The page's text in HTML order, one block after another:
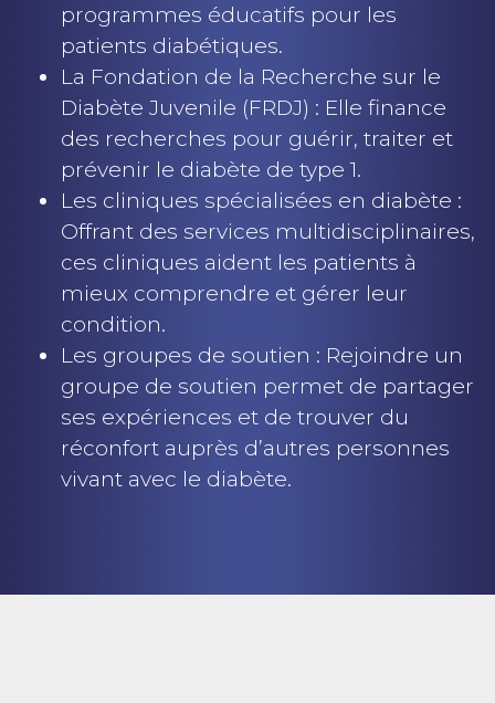
programmes éducatifs pour les
patients diabétiques.
La Fondation de la Recherche sur le
Diabète Juvenile (FRDJ) : Elle finance
des recherches pour guérir, traiter et
prévenir le diabète de type 1.
Les cliniques spécialisées en diabète :
Offrant des services multidisciplinaires,
ces cliniques aident les patients à
mieux comprendre et gérer leur
condition.
Les groupes de soutien : Rejoindre un
groupe de soutien permet de partager
ses expériences et de trouver du
réconfort auprès d’autres personnes
vivant avec le diabète.